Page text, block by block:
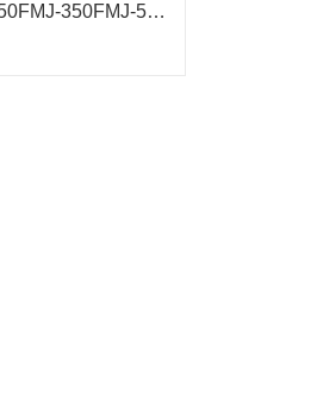
MJ-160FMJ-250FMJ-350FMJ-510F霉菌培养箱参数